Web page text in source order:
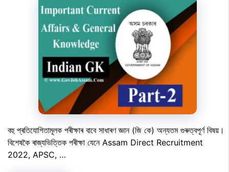
বহু প্ৰতিযোগিতামূলক পৰীক্ষাৰ বাবে সাধাৰণ জ্ঞান (জি কে) অন্যতম গুৰুত্বপূৰ্ণ বিষয়।
বিশেষকৈ ৰাজ্যভিত্তিক পৰীক্ষা যেনে Assam Direct Recruitment
2022, APSC, …